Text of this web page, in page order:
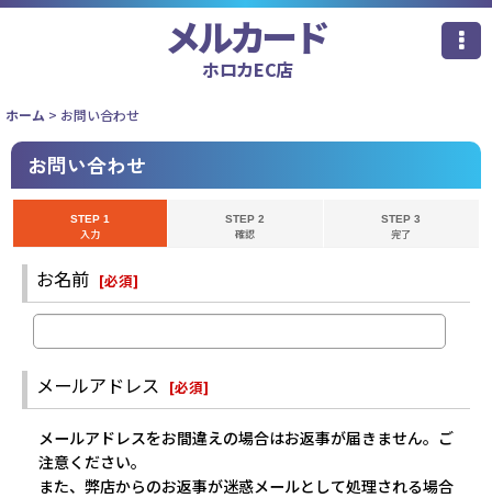
メルカード
ホロカEC店
ホーム > お問い合わせ
お問い合わせ
STEP 1
入力
STEP 2
確認
STEP 3
完了
お名前 [必須]
メールアドレス [必須]
メールアドレスをお間違えの場合はお返事が届きません。ご
注意ください。
また、弊店からのお返事が迷惑メールとして処理される場合